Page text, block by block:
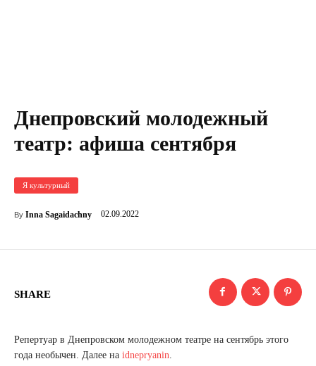
Днепровский молодежный
театр: афиша сентября
Я культурный
By Inna Sagaidachny 02.09.2022
SHARE
Репертуар в Днепровском молодежном театре на сентябрь этого
года необычен. Далее на idnepryanin